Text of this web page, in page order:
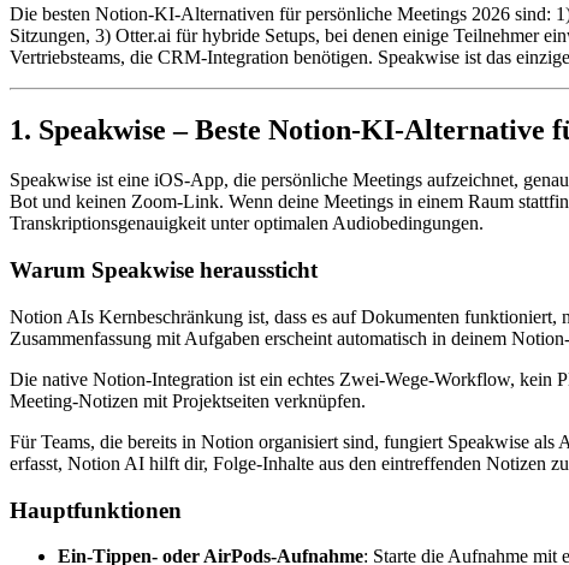
Die besten Notion-KI-Alternativen für persönliche Meetings 2026 sind:
Sitzungen, 3) Otter.ai für hybride Setups, bei denen einige Teilnehmer
Vertriebsteams, die CRM-Integration benötigen. Speakwise ist das
1. Speakwise – Beste Notion-KI-Alternative
Speakwise ist eine iOS-App, die persönliche Meetings aufzeichnet,
Bot und keinen Zoom-Link. Wenn deine Meetings in einem Raum
Transkriptionsgenauigkeit unter optimalen Audiobedingungen.
Warum Speakwise heraussticht
Notion AIs Kernbeschränkung ist, dass es auf Dokumenten
Zusammenfassung mit Aufgaben erscheint automatisch in deinem
Die native Notion-Integration ist ein echtes Zwei-Wege-Workflow, kein
Meeting-Notizen mit Projektseiten verknüpfen.
Für Teams, die bereits in Notion organisiert sind, fungiert Speakwise
erfasst, Notion AI hilft dir, Folge-Inhalte aus den eintreffenden Notizen
Hauptfunktionen
Ein-Tippen- oder AirPods-Aufnahme: Starte die Aufnahme mit